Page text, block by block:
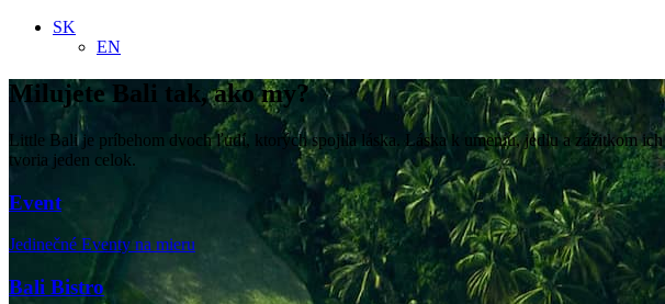
SK
EN
Milujete Bali tak, ako my?
Little Bali je príbehom dvoch ľudí, ktorých spojila láska. Láska k umeniu, jedlu a zážitkom
tvoria jeden celok.
Event
Jedinečné Eventy na mieru
Bali Bistro